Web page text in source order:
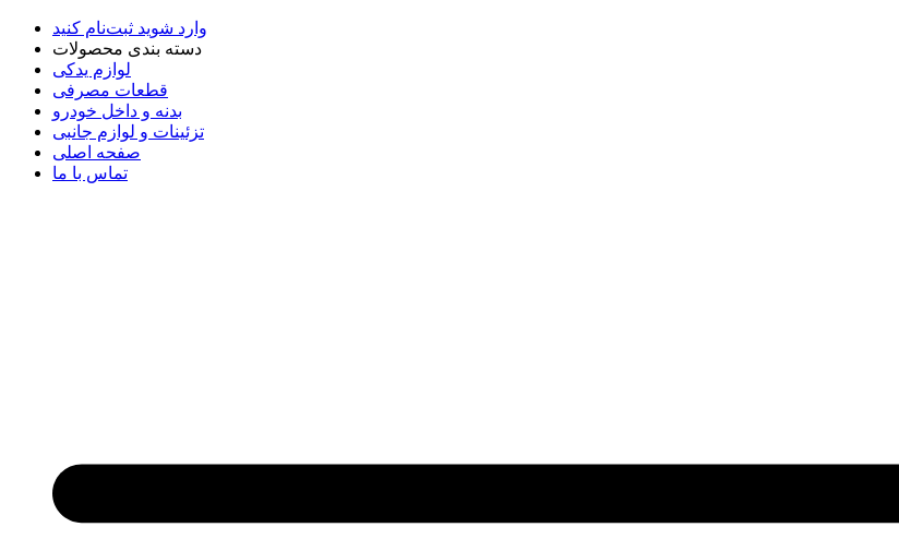
وارد شوید ثبت‌نام کنید
دسته بندی محصولات
لوازم یدکی
قطعات مصرفی
بدنه و داخل خودرو
تزئینات و لوازم جانبی
صفحه اصلی
تماس با ما